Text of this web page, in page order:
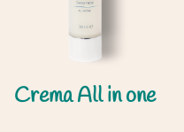
Crema All in one